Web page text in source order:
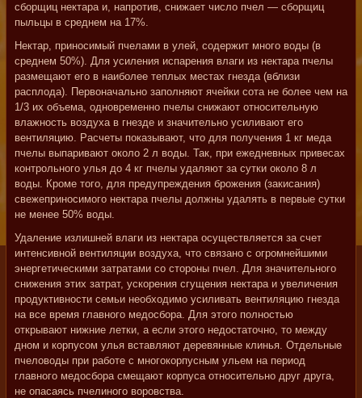
сборщиц нектара и, напротив, снижает число пчел — сборщиц
пыльцы в среднем на 17%.
Нектар, приносимый пчелами в улей, содержит много воды (в
среднем 50%). Для усиления испарения влаги из нектара пчелы
размещают его в наиболее теплых местах гнезда (вблизи
расплода). Первоначально заполняют ячейки сота не более чем на
1/3 их объема, одновременно пчелы снижают относительную
влажность воздуха в гнезде и значительно усиливают его
вентиляцию. Расчеты показывают, что для получения 1 кг меда
пчелы выпаривают около 2 л воды. Так, при ежедневных привесах
контрольного улья до 4 кг пчелы удаляют за сутки около 8 л
воды. Кроме того, для предупреждения брожения (закисания)
свежеприносимого нектара пчелы должны удалять в первые сутки
не менее 50% воды.
Удаление излишней влаги из нектара осуществляется за счет
интенсивной вентиляции воздуха, что связано с огромнейшими
энергетическими затратами со стороны пчел. Для значительного
снижения этих затрат, ускорения сгущения нектара и увеличения
продуктивности семьи необходимо усиливать вентиляцию гнезда
на все время главного медосбора. Для этого полностью
открывают нижние летки, а если этого недостаточно, то между
дном и корпусом улья вставляют деревянные клинья. Отдельные
пчеловоды при работе с многокорпусным ульем на период
главного медосбора смещают корпуса относительно друг друга,
не опасаясь пчелиного воровства.